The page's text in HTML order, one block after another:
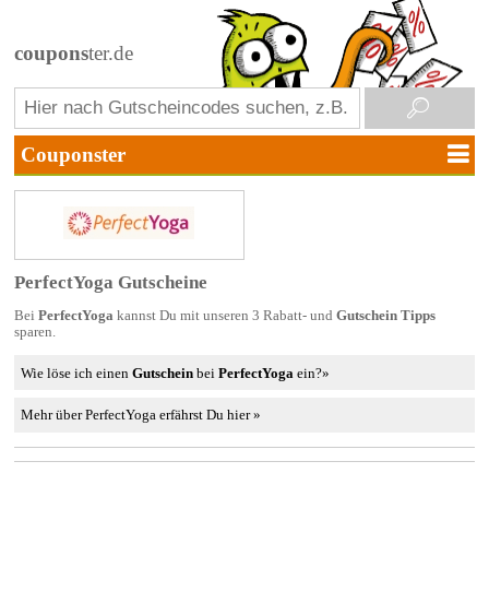
couponster.de
PerfectYoga Gutscheine
Bei PerfectYoga kannst Du mit unseren 3 Rabatt- und Gutschein Tipps
sparen.
Wie löse ich einenGutschein beiPerfectYoga ein?»
Mehr über PerfectYoga erfährst Du hier »